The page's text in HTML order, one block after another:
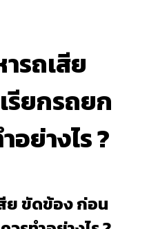
รถเสีย
รียกรถยก
อย่างไร ?
ย ขัดข้อง ก่อน